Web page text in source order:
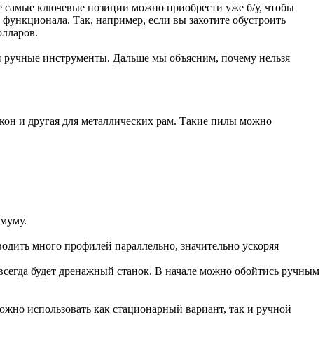
самые ключевые позиции можно приобрести уже б/у, чтобы
Так, например, если вы захотите обустроить
ручные инструменты. Дальше мы объясним, почему нельзя
и другая для металлических рам. Такие пилы можно
много профилей параллельно, значительно ускоряя
будет дренажный станок. В начале можно обойтись ручным
использовать как стационарный вариант, так и ручной